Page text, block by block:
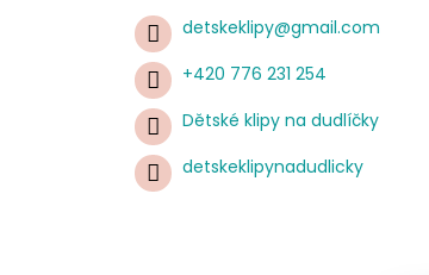
detskeklipy@gmail.com
+420 776 231 254
Dětské klipy na dudlíčky
detskeklipynadudlicky